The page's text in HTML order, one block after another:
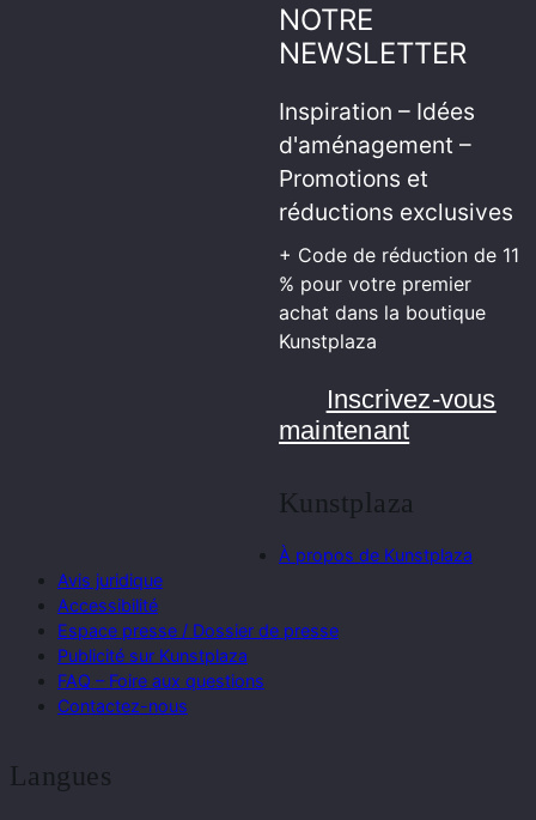
NOTRE
NEWSLETTER
Inspiration – Idées
d'aménagement –
Promotions et
réductions exclusives
+ Code de réduction de 11
% pour votre premier
achat dans la boutique
Kunstplaza
Inscrivez-vous
maintenant
Kunstplaza
À propos de Kunstplaza
Avis juridique
Accessibilité
Espace presse / Dossier de presse
Publicité sur Kunstplaza
FAQ – Foire aux questions
Contactez-nous
Langues